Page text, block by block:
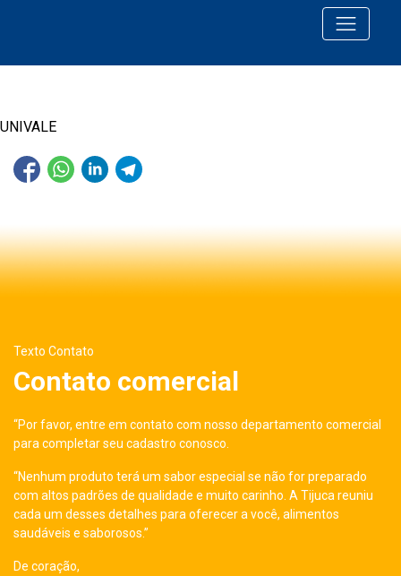
UNIVALE
Texto Contato
Contato comercial
“Por favor, entre em contato com nosso departamento comercial
para completar seu cadastro conosco.
“Nenhum produto terá um sabor especial se não for preparado
com altos padrões de qualidade e muito carinho. A Tijuca reuniu
cada um desses detalhes para oferecer a você, alimentos
saudáveis e saborosos.”
De coração,